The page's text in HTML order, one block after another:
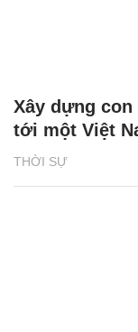
THỜI SỰ
Xây dựng
tới một Việt